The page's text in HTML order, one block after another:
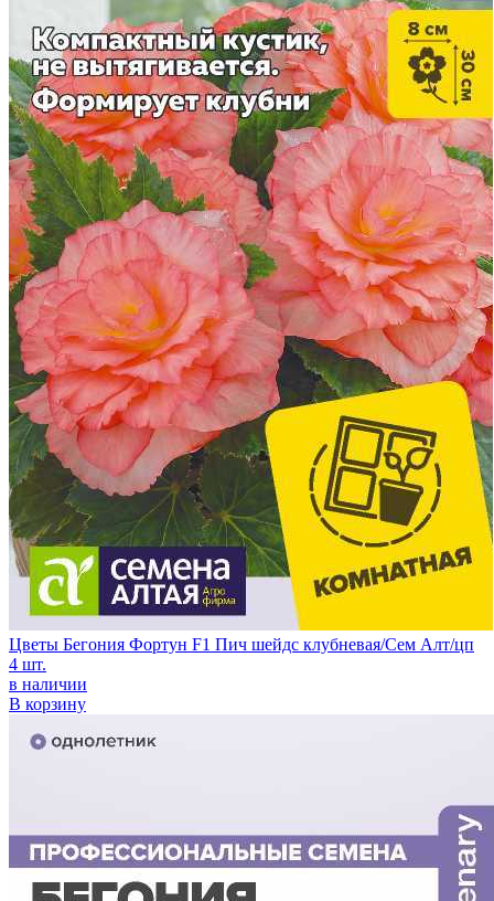
Цветы Бегония Фортун F1 Пич шейдс клубневая/Сем Алт/цп
4 шт.
в наличии
В корзину